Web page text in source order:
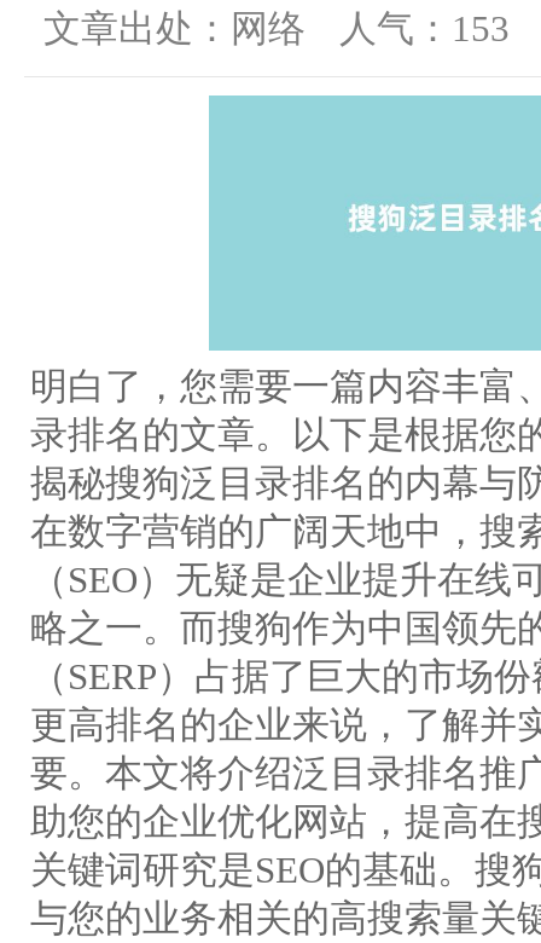
文章出处：网络 人气： 153
明白了，您需要一篇内容丰富
录排名的文章。以下是根据您
揭秘搜狗泛目录排名的内幕与
在数字营销的广阔天地中，搜
（SEO）无疑是企业提升在
略之一。而搜狗作为中国领先
（SERP）占据了巨大的市场
更高排名的企业来说，了解并
要。本文将介绍泛目录排名推
助您的企业优化网站，提高在
关键词研究是SEO的基础。搜
与您的业务相关的高搜索量关